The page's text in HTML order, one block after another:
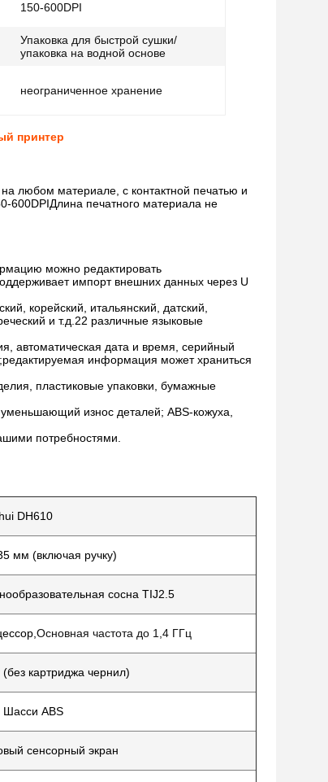
150-600DPI
Упаковка для быстрой сушки/
упаковка на водной основе
неограниченное хранение
принтер
любом материале, с контактной печатью и
600DPIДлина печатного материала не
можно редактировать
импорт внешних данных через U
корейский, итальянский, датский,
и т.д.22 различные языковые
автоматическая дата и время, серийный
информация может храниться
пластиковые упаковки, бумажные
износ деталей; ABS-кожуха,
потребностями.
DH610
мм (включая ручку)
сосна TIJ2.5
Основная частота до 1,4 ГГц
картриджа чернил)
Шасси ABS
сенсорный экран